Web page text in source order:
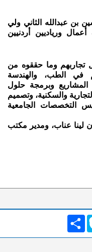
بن عبدالله الثاني ولي
أعمال ورياديين أردنيين
تجاربهم وما حققوه من
في الطب، والهندسة
المشاريع وبرمجة حلول
والسكنية، وتصميم
التخصصات الجامعية
لينا عناب، ومدير مكتب
انشر